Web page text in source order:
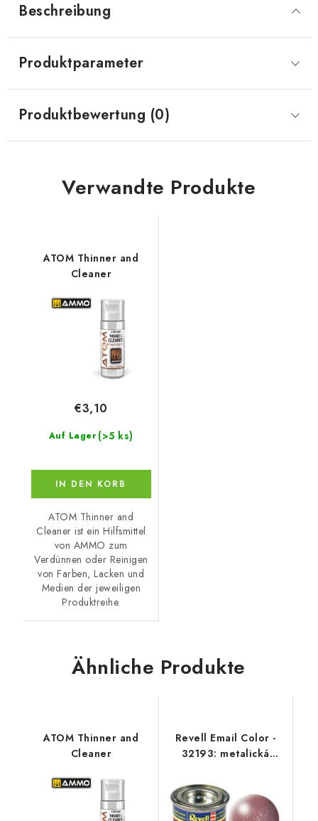
Beschreibung
Produktparameter
Produktbewertung (0)
Verwandte Produkte
ATOM Thinner and
Cleaner
Auf Lager (>5 ks)
€3,10
IN DEN KORB
ATOM Thinner and
Cleaner ist ein Hilfsmittel
von AMMO zum
Verdünnen oder Reinigen
von Farben, Lacken und
Medien der jeweiligen
Produktreihe.
Ähnliche Produkte
ATOM Thinner and
Cleaner
Revell Email Color -
32193: metalická
metallic)